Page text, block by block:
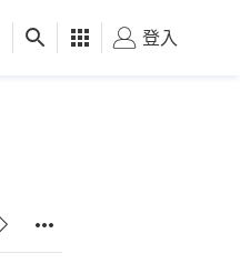
健康 好食玩飛
登入